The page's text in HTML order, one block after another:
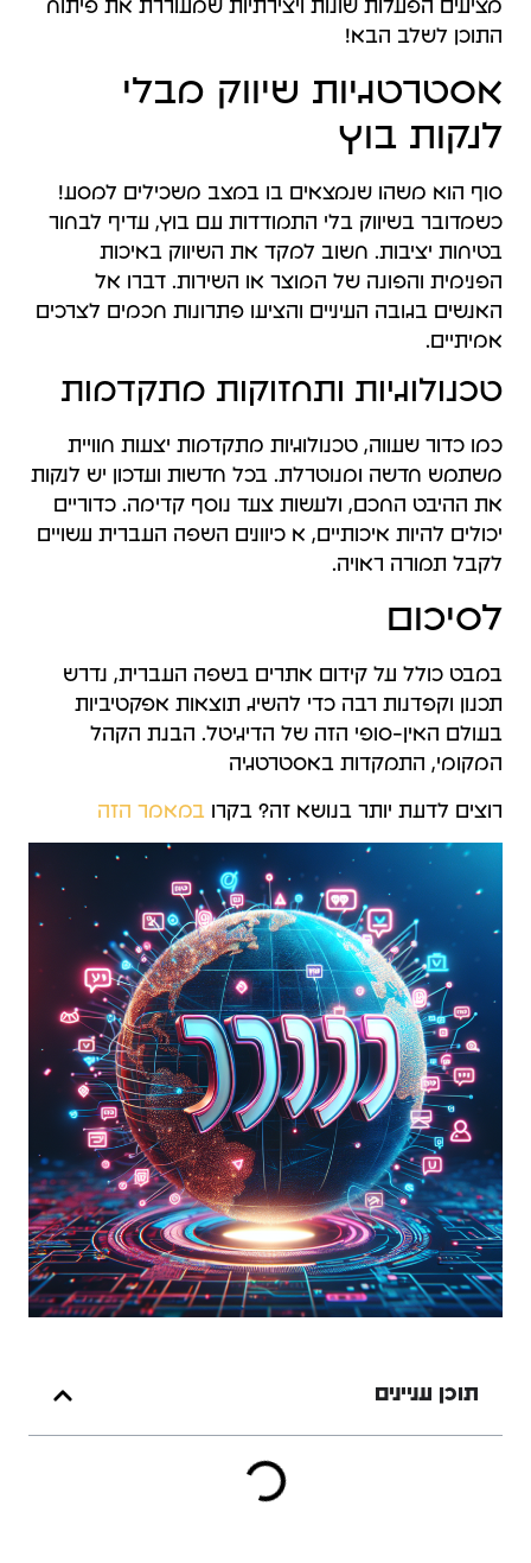
מציעים הפעלות שונות ויצירתיות שמעוררת את פיתוח
התוכן לשלב הבא!
אסטרטגיות שיווק מבלי
לנקות בוץ
סוף הוא משהו שנמצאים בו במצב משכילים למסע!
כשמדובר בשיווק בלי התמודדות עם בוץ, עדיף לבחור
בטיחות יציבות. חשוב למקד את השיווק באיכות
הפנימית והפונה של המוצר או השירות. דברו אל
האנשים בגובה העיניים והציעו פתרונות חכמים לצרכים
אמיתיים.
טכנולוגיות ותחזוקות מתקדמות
כמו כדור שעווה, טכנולוגיות מתקדמות יצעות חוויית
משתמש חדשה ומנוטרלת. בכל חדשות ועדכון יש לנקות
את ההיבט החכם, ולעשות צעד נוסף קדימה. כדוריים
יכולים להיות איכותיים, א כיוונים השפה העברית עשויים
לקבל תמורה ראויה.
לסיכום
במבט כולל על קידום אתרים בשפה העברית, נדרש
תכנון וקפדנות רבה כדי להשיג תוצאות אפקטיביות
בעולם האין-סופי הזה של הדיגיטל. הבנת הקהל
המקומי, התמקדות באסטרטגיה
רוצים לדעת יותר בנושא זה? בקרו במאמר הזה
תוכן עניינים